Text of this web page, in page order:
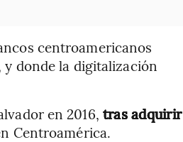
centroamericanos
y donde la digitalización
en 2016, tras adquirir
Centroamérica.